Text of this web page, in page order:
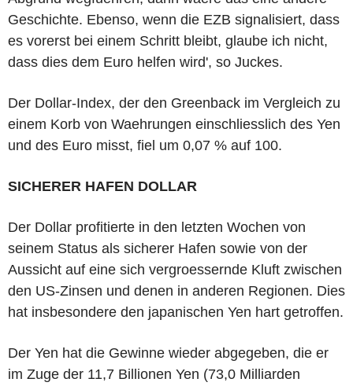
Geschichte. Ebenso, wenn die EZB signalisiert, dass
es vorerst bei einem Schritt bleibt, glaube ich nicht,
dass dies dem Euro helfen wird', so Juckes.
Der Dollar-Index, der den Greenback im Vergleich zu
einem Korb von Waehrungen einschliesslich des Yen
und des Euro misst, fiel um 0,07 % auf 100.
SICHERER HAFEN DOLLAR
Der Dollar profitierte in den letzten Wochen von
seinem Status als sicherer Hafen sowie von der
Aussicht auf eine sich vergroessernde Kluft zwischen
den US-Zinsen und denen in anderen Regionen. Dies
hat insbesondere den japanischen Yen hart getroffen.
Der Yen hat die Gewinne wieder abgegeben, die er
im Zuge der 11,7 Billionen Yen (73,0 Milliarden